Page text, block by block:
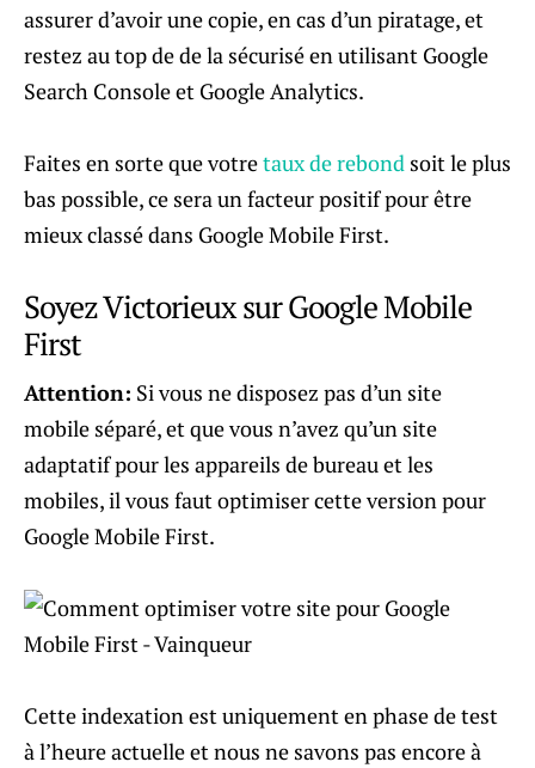
assurer d’avoir une copie, en cas d’un piratage, et
restez au top de de la sécurisé en utilisant Google
Search Console et Google Analytics.
Faites en sorte que votretaux de rebond soit le plus
bas possible, ce sera un facteur positif pour être
mieux classé dans Google Mobile First.
Soyez Victorieux sur Google Mobile
First
Attention: Si vous ne disposez pas d’un site
mobile séparé, et que vous n’avez qu’un site
adaptatif pour les appareils de bureau et les
mobiles, il vous faut optimiser cette version pour
Google Mobile First.
Cette indexation est uniquement en phase de test
à l’heure actuelle et nous ne savons pas encore à